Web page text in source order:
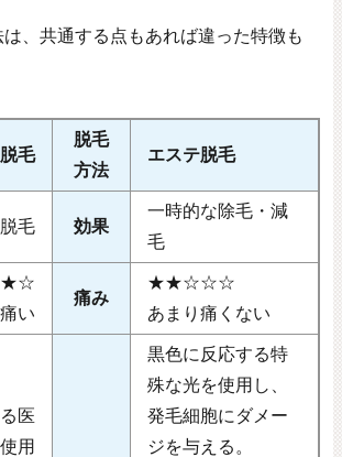
、共通する点もあれば違った特徴も
毛
脱毛
方法
エステ脱毛
毛 効果
一時的な除毛・減
毛
い
痛み
★★☆☆☆
あまり痛くない
医
用
黒色に反応する特
殊な光を使用し、
発毛細胞にダメー
ジを与える。